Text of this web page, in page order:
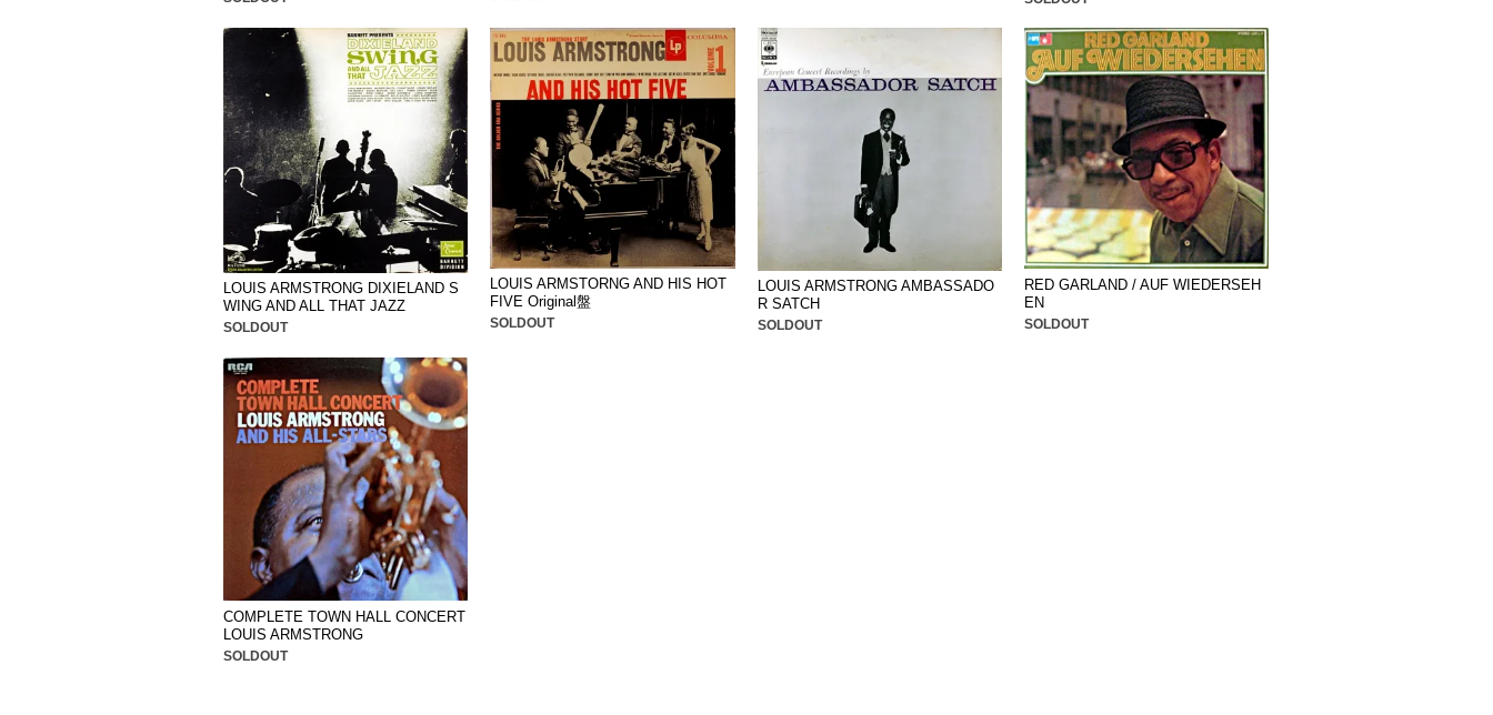
LOUIS ARMSTRONG DIXIELAND S
WING AND ALL THAT JAZZ
SOLDOUT
LOUIS ARMSTORNG AND HIS HOT
FIVE Original盤
SOLDOUT
LOUIS ARMSTRONG AMBASSADO
R SATCH
SOLDOUT
RED GARLAND / AUF WIEDERSEH
EN
SOLDOUT
COMPLETE TOWN HALL CONCERT
LOUIS ARMSTRONG
SOLDOUT